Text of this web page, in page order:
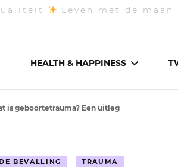
Leven met de maan
HEALTH & HAPPINESS
is geboortetrauma? Een uitleg
BEVALLING TRAUMA